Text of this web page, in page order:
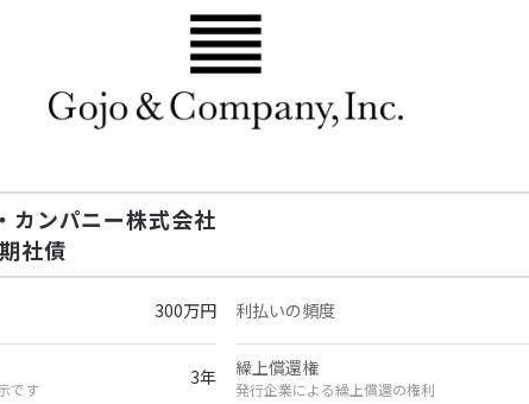
カンパニー株式会社
社債
300万円 利払いの頻度
です 3年 繰上償還権
発行企業による繰上償還の権利